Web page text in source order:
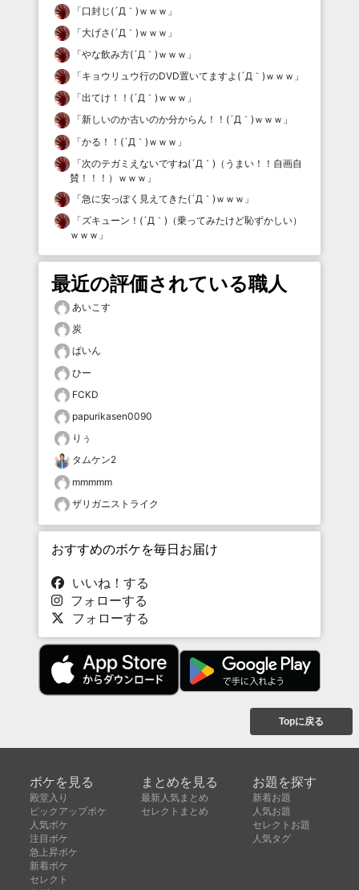
「口封じ(´Д｀)ｗｗｗ 」
「大げさ(´Д｀)ｗｗｗ 」
「やな飲み方(´Д｀)ｗｗｗ 」
「キョウリュウ行のDVD置いてますよ(´Д｀)ｗｗｗ 」
「出てけ！！(´Д｀)ｗｗｗ 」
「新しいのか古いのか分からん！！(´Д｀)ｗｗｗ 」
「かる！！(´Д｀)ｗｗｗ 」
「次のテガミえないですね(´Д｀)（うまい！！自画自
賛！！！）ｗｗｗ 」
「急に安っぽく見えてきた(´Д｀)ｗｗｗ 」
「ズキューン！(´Д｀)（乗ってみたけど恥ずかしい）
ｗｗｗ 」
最近の評価されている職人
あいこす
炭
ぱいん
ひー
FCKD
papurikasen0090
りぅ
タムケン2
mmmmm
ザリガニストライク
おすすめのボケを毎日お届け
いいね！する
フォローする
フォローする
Topに戻る
ボケを見る
殿堂入り
ピックアップボケ
人気ボケ
注目ボケ
急上昇ボケ
新着ボケ
セレクト
まとめを見る
最新人気まとめ
セレクトまとめ
お題を探す
新着お題
人気お題
セレクトお題
人気タグ